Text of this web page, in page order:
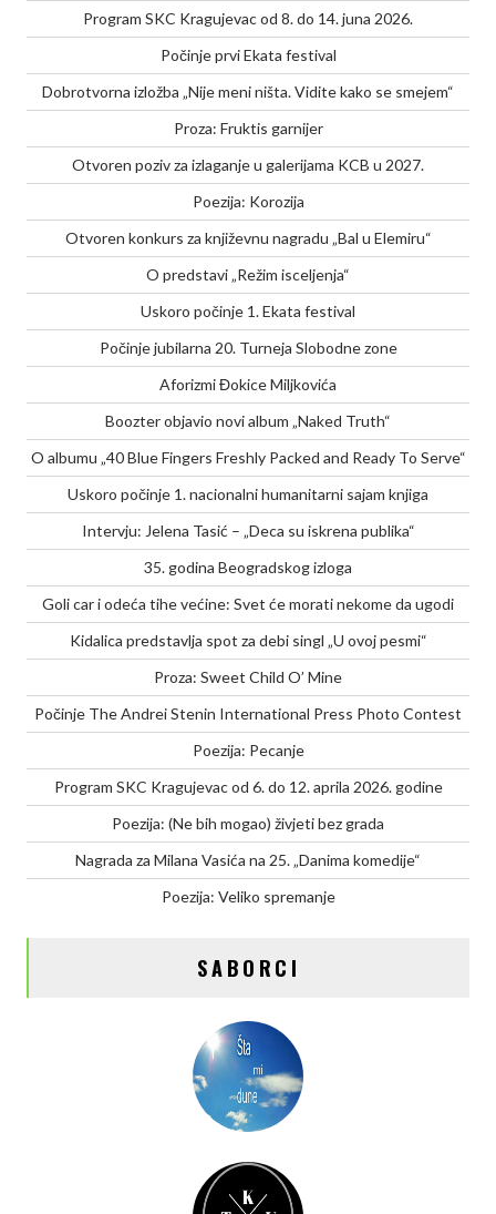
Program SKC Kragujevac od 8. do 14. juna 2026.
Počinje prvi Ekata festival
Dobrotvorna izložba „Nije meni ništa. Vidite kako se smejem“
Proza: Fruktis garnijer
Otvoren poziv za izlaganje u galerijama KCB u 2027.
Poezija: Korozija
Otvoren konkurs za književnu nagradu „Bal u Elemiru“
O predstavi „Režim isceljenja“
Uskoro počinje 1. Ekata festival
Počinje jubilarna 20. Turneja Slobodne zone
Aforizmi Đokice Miljkovića
Boozter objavio novi album „Naked Truth“
O albumu „40 Blue Fingers Freshly Packed and Ready To Serve“
Uskoro počinje 1. nacionalni humanitarni sajam knjiga
Intervju: Jelena Tasić – „Deca su iskrena publika“
35. godina Beogradskog izloga
Goli car i odeća tihe većine: Svet će morati nekome da ugodi
Kidalica predstavlja spot za debi singl „U ovoj pesmi“
Proza: Sweet Child O’ Mine
Počinje The Andrei Stenin International Press Photo Contest
Poezija: Pecanje
Program SKC Kragujevac od 6. do 12. aprila 2026. godine
Poezija: (Ne bih mogao) živjeti bez grada
Nagrada za Milana Vasića na 25. „Danima komedije“
Poezija: Veliko spremanje
SABORCI